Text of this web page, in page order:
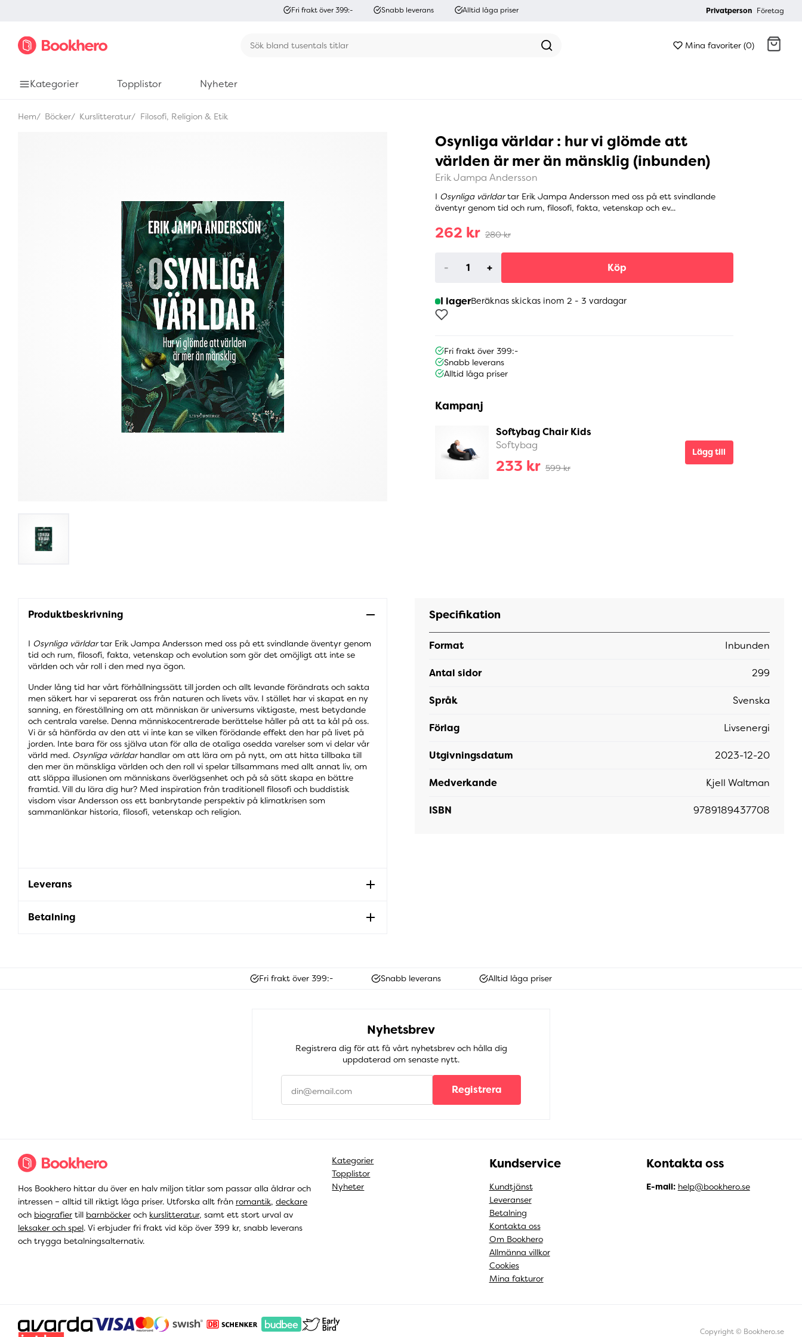
Fri frakt över 399:- Snabb leverans Alltid låga priser Privatperson Företag
Mina favoriter (0)
Kategorier Topplistor Nyheter
Hem Böcker Kurslitteratur Filosofi, Religion & Etik
Osynliga världar : hur vi glömde att
världen är mer än mänsklig (inbunden)
Erik Jampa Andersson
I Osynliga världartar Erik Jampa Andersson med oss på ett svindlande
äventyr genom tid och rum, filosofi, fakta, vetenskap och ev...
262 kr 280 kr
- + Köp
I lagerBeräknas skickas inom 2 - 3 vardagar
Fri frakt över 399:-
Snabb leverans
Alltid låga priser
Kampanj
Softybag Chair Kids
Softybag
233 kr 599 kr
Lägg till
Produktbeskrivning
I Osynliga världartar Erik Jampa Andersson med oss på ett svindlande äventyr genom
tid och rum, filosofi, fakta, vetenskap och evolution som gör det omöjligt att inte se
världen och vår roll i den med nya ögon.
Under lång tid har vårt förhållningssätt till jorden och allt levande förändrats och sakta
men säkert har vi separerat oss från naturen och livets väv. I stället har vi skapat en ny
sanning, en föreställning om att människan är universums viktigaste, mest betydande
och centrala varelse. Denna människocentrerade berättelse håller på att ta kål på oss.
Vi är så hänförda av den att vi inte kan se vilken förödande effekt den har på livet på
jorden. Inte bara för oss själva utan för alla de otaliga osedda varelser som vi delar vår
värld med. Osynliga världarhandlar om att lära om på nytt, om att hitta tillbaka till
den mer än mänskliga världen och den roll vi spelar tillsammans med allt annat liv, om
att släppa illusionen om människans överlägsenhet och på så sätt skapa en bättre
framtid. Vill du lära dig hur? Med inspiration från traditionell filosofi och buddistisk
visdom visar Andersson oss ett banbrytande perspektiv på klimatkrisen som
sammanlänkar historia, filosofi, vetenskap och religion.
Leverans
Betalning
Specifikation
Format Inbunden
Antal sidor 299
Språk Svenska
Förlag Livsenergi
Utgivningsdatum 2023-12-20
Medverkande Kjell Waltman
ISBN 9789189437708
Fri frakt över 399:- Snabb leverans Alltid låga priser
Nyhetsbrev
Registrera dig för att få vårt nyhetsbrev och hålla dig
uppdaterad om senaste nytt.
Registrera
Hos Bookhero hittar du över en halv miljon titlar som passar alla åldrar och
intressen – alltid till riktigt låga priser. Utforska allt från romantik, deckare
och biografier till barnböcker och kurslitteratur, samt ett stort urval av
leksaker och spel. Vi erbjuder fri frakt vid köp över 399 kr, snabb leverans
och trygga betalningsalternativ.
Kategorier
Topplistor
Nyheter
Kundservice
Kundtjänst
Leveranser
Betalning
Kontakta oss
Om Bookhero
Allmänna villkor
Cookies
Mina fakturor
Kontakta oss
E-mail: help@bookhero.se
Copyright © Bookhero.se